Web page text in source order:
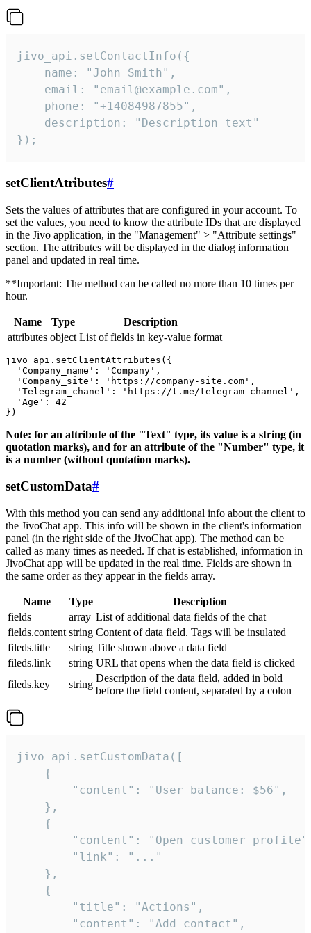
jivo_api.setContactInfo({
    name: "John Smith",
    email: "email@example.com",
    phone: "+14084987855",
    description: "Description text"
});
setClientAtributes#
Sets the values ​​of attributes that are configured in your account. To
set the values, you need to know the attribute IDs that are displayed
in the Jivo application, in the "Management" > "Attribute settings"
section. The attributes will be displayed in the dialog information
panel and updated in real time.
**Important: The method can be called no more than 10 times per
hour.
Name Type
Description
attributes object List of fields in key-value format
jivo_api.setClientAttributes({
  'Company_name': 'Company',
  'Company_site': 'https://company-site.com',
  'Telegram_chanel': 'https://t.me/telegram-channel',
  'Age': 42
Note: for an attribute of the "Text" type, its value is a string (in
quotation marks), and for an attribute of the "Number" type, it
is a number (without quotation marks).
setCustomData#
With this method you can send any additional info about the client to
the JivoChat app. This info will be shown in the client's information
panel (in the right side of the JivoChat app). The method can be
called as many times as needed. If chat is established, information in
JivoChat app will be updated in the real time. Fields are shown in
the same order as they appear in the fields array.
Name Type
Description
fields
array List of additional data fields of the chat
fields.content string Content of data field. Tags will be insulated
fileds.title
string Title shown above a data field
fileds.link
string URL that opens when the data field is clicked
fileds.key
string
Description of the data field, added in bold
before the field content, separated by a colon
jivo_api.setCustomData([
    {
        "content": "User balance: $56",
    },
    {
"content": "Open customer
        "link": "..."
    },
    {
        "title": "Actions",
        "content": "Add contact",